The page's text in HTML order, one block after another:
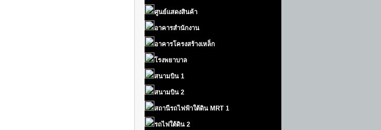
ศูนย์แสดงสินค้า
อาคารสำนักงาน
อาคารโครงสร้างเหล็ก
โรงพยาบาล
สนามบิน 1
สนามบิน 2
สถานีรถไฟฟ้าใต้ดิน MRT 1
รถไฟใต้ดิน 2